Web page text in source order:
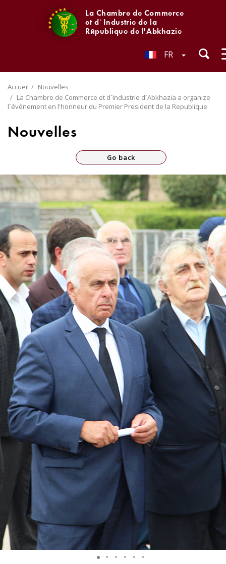
La Chambre de Commerce
et d`Industrie de la
République de l'Abkhazie
FR
Accueil
Nouvelles
La Chambre de Commerce et d`Industrie d`Abkhazia a organize
l`événement en l'honneur du Premier President de la Republique
Nouvelles
Go back